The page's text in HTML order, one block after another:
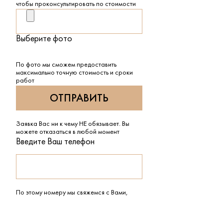
чтобы проконсультировать по стоимости
Выберите фото
По фото мы сможем предоставить
максимально точную стоимость и сроки
работ
Заявка Вас ни к чему НЕ обязывает. Вы
можете отказаться в любой момент
Введите Ваш телефон
По этому номеру мы свяжемся с Вами,